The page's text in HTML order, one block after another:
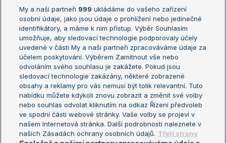
Žebříček ATP (muži)
Žebříček WTA (ženy)
Sázkařský žebříček
Australian Open
French Open
Wimbledon
US Open
Turnaj mistrů
Turnaj mistryň
Aktualní trendy
Fotbalové přestupy
Livesport Daily
My a naši partneři 999 ukládáme do vašeho zařízení
osobní údaje, jako jsou údaje o prohlížení nebo jedinečné
identifikátory, a máme k nim přístup. Výběr Souhlasím
umožňuje, aby sledovací technologie podporovaly účely
uvedené v části My a naši partneři zpracováváme údaje za
účelem poskytování. Výběrem Zamítnout vše nebo
odvoláním svého souhlasu je zakážete. Pokud jsou
sledovací technologie zakázány, některé zobrazené
obsahy a reklamy pro vás nemusí být tolik relevantní. Tuto
nabídku můžete kdykoli znovu zobrazit a změnit své volby
nebo souhlas odvolat kliknutím na odkaz Řízení předvoleb
ve spodní části webové stránky. Vaše volby se projeví v
našem Internetová stránka. Další podrobnosti naleznete v
našich Zásadách ochrany osobních údajů. Třetí strany